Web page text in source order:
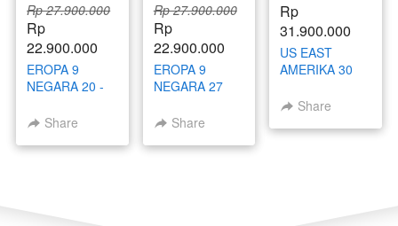
Rp 27.900.000
Rp
22.900.000
EROPA 9
NEGARA 20 -
2025Share
Rp 27.900.000
Rp
22.900.000
EROPA 9
NEGARA 27
DESEMBER
Share
Rp
31.900.000
US EAST
AMERIKA 30
9 OKTOBER
Share